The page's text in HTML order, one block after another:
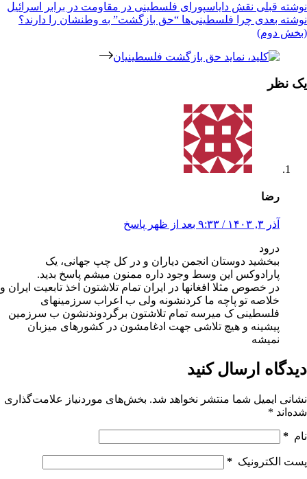
نوشته قبلی نقش دایاسپورای فلسطینی در مقاومت در برابر اسرائیل
نوشته بعدی چرا فلسطینی‌ها “حق بازگشت” به وطنشان‌ را دارند؟
(بخش دوم)
یک نظر
رضا
آذر ۳, ۱۴۰۳ / ۹:۳۳ بعد از ظهر پاسخ
درود
ببخشید دوستان انجمن دیاران و در کل چپ جهانی، یک
پارادوکس این وسط وجود داره ممنون میشم پاسخ بدید.
در خصوص مثلا افغانها در ایران تمام تلاشتون اخذ تابعیت ایران و
خلاصه تو پاچه ما کردنشونه ولی ب اعراب سرزمینهای
فلسطینی ک میرسه تمام تلاشتون برگردوندنشون ب سرزمین
پیشینه و هیچ تلاشی جهت ادغامشون در کشورهای میزبان
نمیشه
دیدگاه ارسال کنید
نشانی ایمیل شما منتشر نخواهد شد. بخش‌های موردنیاز علامت‌گذاری
شده‌اند *
نام *
پست الکترونیک *